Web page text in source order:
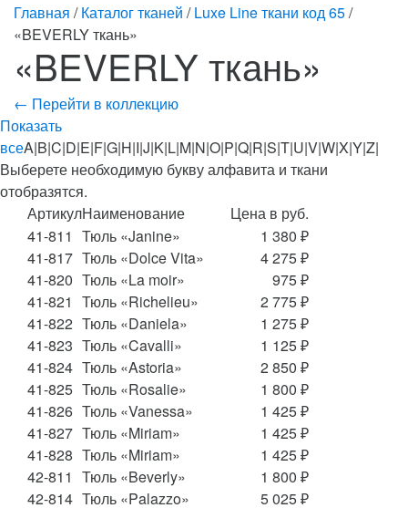
Главная /Каталог тканей /Luxe Line ткани код 65/
«BEVERLY ткань»
«BEVERLY ткань»
← Перейти в коллекцию
Показать
всеA|B|C|D|E|F|G|H|I|J|K|L|M|N|O|P|Q|R|S|T|U|V|W|X|Y|Z|
Выберете необходимую букву алфавита и ткани
отобразятся.
АртикулНаименование
Цена в руб.
41-811 Тюль «Janine»
1 380 ₽
41-817 Тюль «Dolce Vita»
4 275 ₽
41-820 Тюль «La moir»
975 ₽
41-821 Тюль «Richelieu»
2 775 ₽
41-822 Тюль «Daniela»
1 275 ₽
41-823 Тюль «Cavalli»
1 125 ₽
41-824 Тюль «Astoria»
2 850 ₽
41-825 Тюль «Rosalie»
1 800 ₽
41-826 Тюль «Vanessa»
1 425 ₽
41-827 Тюль «Miriam»
1 425 ₽
41-828 Тюль «Miriam»
1 425 ₽
42-811 Тюль «Beverly»
1 800 ₽
42-814 Тюль «Palazzo»
5 025 ₽